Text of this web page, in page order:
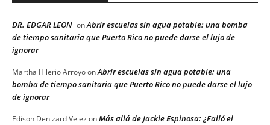
DR. EDGAR LEON onAbrir escuelas sin agua potable: una bomba
de tiempo sanitaria que Puerto Rico no puede darse el lujo de
ignorar
Martha Hilerio ArroyoonAbrir escuelas sin agua potable: una
bomba de tiempo sanitaria que Puerto Rico no puede darse el lujo
de ignorar
Edison Denizard Velez onMás allá de Jackie Espinosa: ¿Falló el